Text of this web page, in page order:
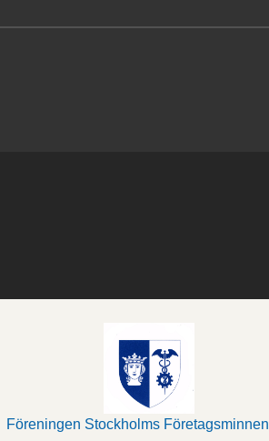
Föreningen Stockholms Företagsminnen